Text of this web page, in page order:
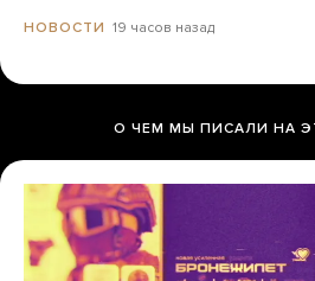
НОВОСТИ 19 часов назад
О ЧЕМ МЫ ПИСАЛИ НА